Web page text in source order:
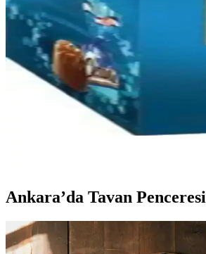
LEGO Technic NEOM McLaren
LEGO Technic NEOM McLaren Extreme E
Octavia Dolgu Seçenekleri ve
Octavia markasıyla ilişkili iç dolgu
Octavia İç Tasarımında Kaliteli
Ankara’da Tavan